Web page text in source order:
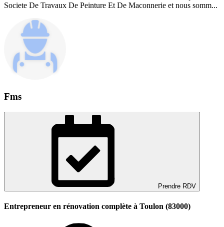
Societe De Travaux De Peinture Et De Maconnerie et nous somm...
Fms
Prendre RDV
Entrepreneur en rénovation complète à Toulon (83000)